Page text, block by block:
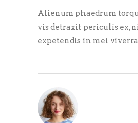
Alienum phaedrum
vis detraxit periculis ex,
expetendis in mei